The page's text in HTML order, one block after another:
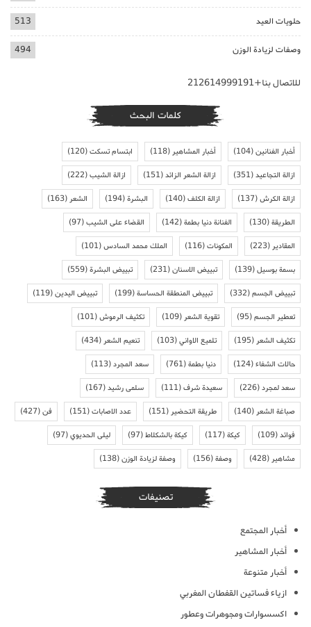
حلويات العيد 513
وصفات لزيادة الوزن 494
للاتصال بنا+212614999191
كلمات البحث
أخبار الفنانين(104) أخبار المشاهير(118) ابتسام تسكت(120)
ازالة التجاعيد(351) ازالة الشعر الزائد(151) ازالة الشيب(222)
ازالة الكرش(137) ازالة الكلف(140) البشرة(194) الشعر(163)
الطريقة(130) الفنانة دنيا بطمة(142) القضاء على الشيب(97)
المقادير(223) المكونات(116) الملك محمد السادس(101)
بسمة بوسيل(139) تبييض الاسنان(231) تبييض البشرة(559)
تبييض الجسم(332) تبييض المنطقة الحساسة(199) تبييض اليدين(119)
تعطير الجسم(95) تقوية الشعر(109) تكثيف الرموش(101)
تكثيف الشعر(195) تلميع الاواني(103) تنعيم الشعر(434)
حالات الشفاء(124) دنيا بطمة(761) سعد المجرد(113)
سعد لمجرد(226) سعيدة شرف(111) سلمى رشيد(167)
صباغة الشعر(140) طريقة التحضير(151) عدد الاصابات(151) فن(427)
فوائد(109) كيكة(117) كيكة بالشكلاط(97) ليلى الحديوي(97)
مشاهير(428) وصفة(156) وصفة لزيادة الوزن(138)
تصنيفات
أخبار المجتمع
أخبار المشاهير
أخبار متنوعة
ازياء فساتين القفطان المغربي
اكسسوارات ومجوهرات وعطور